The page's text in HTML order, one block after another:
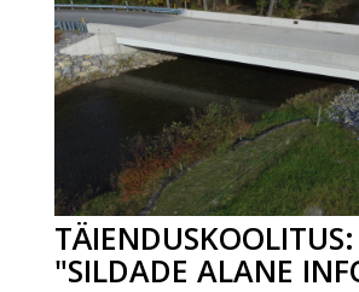
TÄIENDUSKOOLITUS:
"SILDADE ALANE